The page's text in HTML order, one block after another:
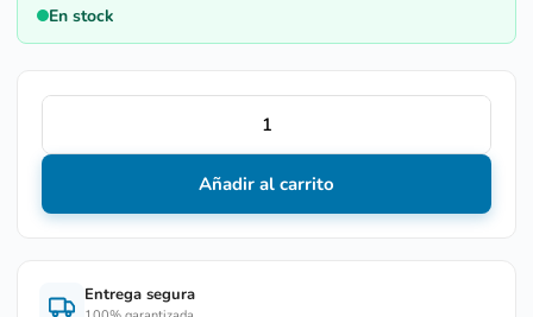
En stock
Añadir al carrito
Entrega segura